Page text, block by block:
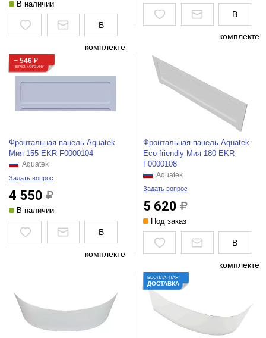
В наличии
В
комплекте
В
комплекте
− 546 ₽
ЧЕРЕЗ КОРЗИНУ
Фронтальная панель Aquatek
Мия 155 EKR-F0000104
Aquatek
Задать вопрос
4 550
В наличии
В
комплекте
Фронтальная панель Aquatek
Eco-friendly Мия 180 EKR-
F0000108
Aquatek
Задать вопрос
5 620
Под заказ
В
комплекте
БЕСПЛАТНАЯ
ДОСТАВКА